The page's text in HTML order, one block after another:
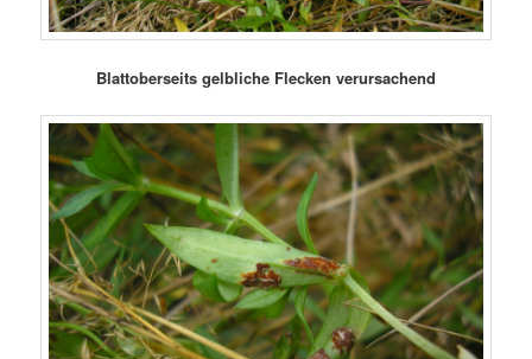
Blattoberseits gelbliche Flecken verursachend